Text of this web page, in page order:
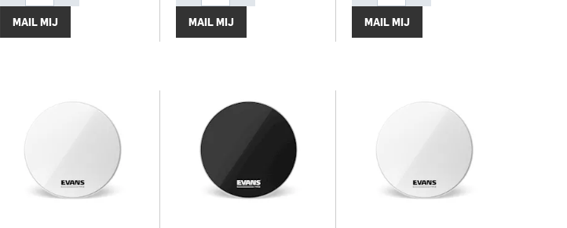
MAIL MIJ MAIL MIJ MAIL MIJ